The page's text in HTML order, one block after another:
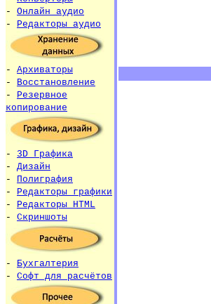
- Онлайн аудио
- Редакторы аудио
- Архиваторы
- Восстановление
- Резервное
копирование
- 3D Графика
- Дизайн
- Полиграфия
- Редакторы графики
- Редакторы HTML
- Скриншоты
- Бухгалтерия
- Софт для расчётов